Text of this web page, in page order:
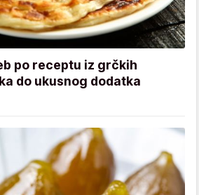
po receptu iz grčkih
do ukusnog dodatka